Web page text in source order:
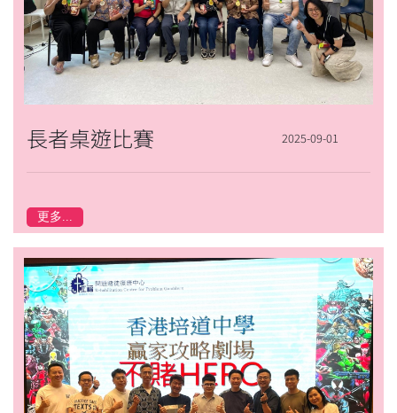
長者桌遊比賽 2025-09-01
更多...